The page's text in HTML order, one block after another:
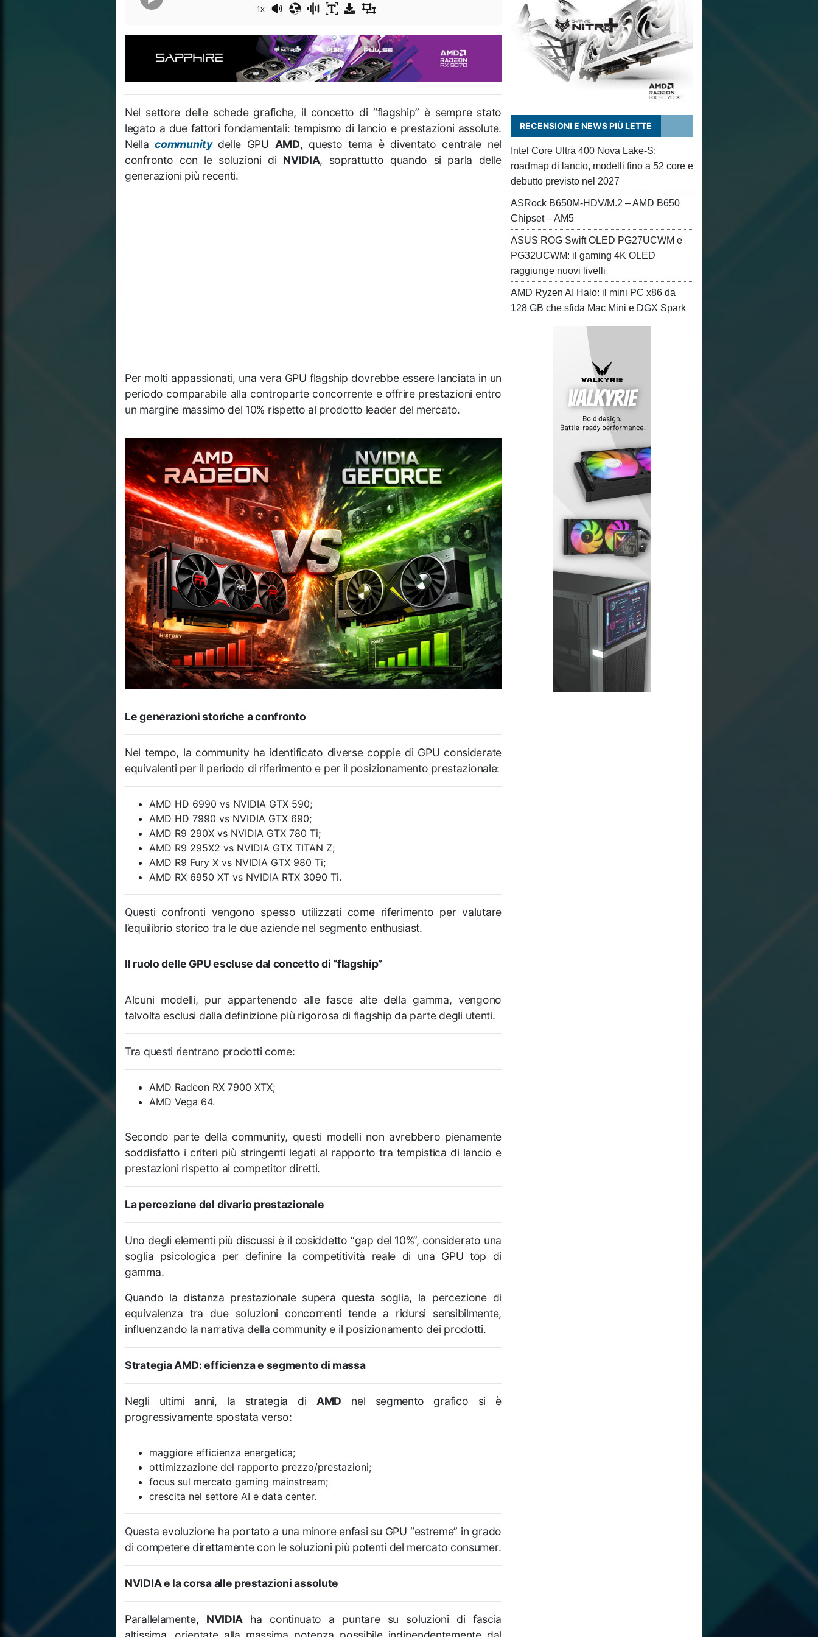
1x
Nel settore delle schede grafiche, il concetto di “flagship” è sempre stato
legato a due fattori fondamentali: tempismo di lancio e prestazioni assolute.
Nellacommunitydelle GPU AMD, questo tema è diventato centrale nel
confronto con le soluzioni di NVIDIA, soprattutto quando si parla delle
generazioni più recenti.
Per molti appassionati, una vera GPU flagship dovrebbe essere lanciata in un
periodo comparabile alla controparte concorrente e offrire prestazioni entro
un margine massimo del 10% rispetto al prodotto leader del mercato.
Le generazioni storiche a confronto
Nel tempo, la community ha identificato diverse coppie di GPU considerate
equivalenti per il periodo di riferimento e per il posizionamento prestazionale:
AMD HD 6990 vs NVIDIA GTX 590;
AMD HD 7990 vs NVIDIA GTX 690;
AMD R9 290X vs NVIDIA GTX 780 Ti;
AMD R9 295X2 vs NVIDIA GTX TITAN Z;
AMD R9 Fury X vs NVIDIA GTX 980 Ti;
AMD RX 6950 XT vs NVIDIA RTX 3090 Ti.
Questi confronti vengono spesso utilizzati come riferimento per valutare
l’equilibrio storico tra le due aziende nel segmento enthusiast.
Il ruolo delle GPU escluse dal concetto di “flagship”
Alcuni modelli, pur appartenendo alle fasce alte della gamma, vengono
talvolta esclusi dalla definizione più rigorosa di flagship da parte degli utenti.
Tra questi rientrano prodotti come:
AMD Radeon RX 7900 XTX;
AMD Vega 64.
Secondo parte della community, questi modelli non avrebbero pienamente
soddisfatto i criteri più stringenti legati al rapporto tra tempistica di lancio e
prestazioni rispetto ai competitor diretti.
La percezione del divario prestazionale
Uno degli elementi più discussi è il cosiddetto “gap del 10%”, considerato una
soglia psicologica per definire la competitività reale di una GPU top di
gamma.
Quando la distanza prestazionale supera questa soglia, la percezione di
equivalenza tra due soluzioni concorrenti tende a ridursi sensibilmente,
influenzando la narrativa della community e il posizionamento dei prodotti.
Strategia AMD: efficienza e segmento di massa
Negli ultimi anni, la strategia di AMD nel segmento grafico si è
progressivamente spostata verso:
maggiore efficienza energetica;
ottimizzazione del rapporto prezzo/prestazioni;
focus sul mercato gaming mainstream;
crescita nel settore AI e data center.
Questa evoluzione ha portato a una minore enfasi su GPU “estreme” in grado
di competere direttamente con le soluzioni più potenti del mercato consumer.
NVIDIA e la corsa alle prestazioni assolute
Parallelamente, NVIDIA ha continuato a puntare su soluzioni di fascia
RECENSIONI E NEWS PIÙ LETTE
Intel Core Ultra 400 Nova Lake-S:
roadmap di lancio, modelli fino a 52 core e
debutto previsto nel 2027
ASRock B650M-HDV/M.2 – AMD B650
Chipset – AM5
ASUS ROG Swift OLED PG27UCWM e
PG32UCWM: il gaming 4K OLED
raggiunge nuovi livelli
AMD Ryzen AI Halo: il mini PC x86 da
128 GB che sfida Mac Mini e DGX Spark